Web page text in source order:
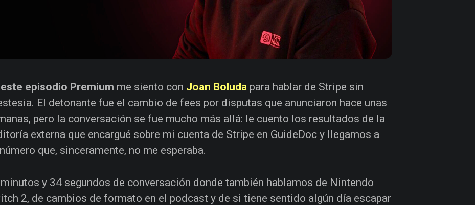
este episodio Premium me siento con Joan Boluda para hablar de Stripe sin
El detonante fue el cambio de fees por disputas que anunciaron hace unas
pero la conversación se fue mucho más allá: le cuento los resultados de la
externa que encargué sobre mi cuenta de Stripe en GuideDoc y llegamos a
que, sinceramente, no me esperaba.
y 34 segundos de conversación donde también hablamos de Nintendo
2, de cambios de formato en el podcast y de si tiene sentido algún día escapar